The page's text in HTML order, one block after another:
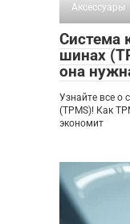
Аксессуары
Система
шинах
она
Узнайте все о
(TPMS)! Как
экономит